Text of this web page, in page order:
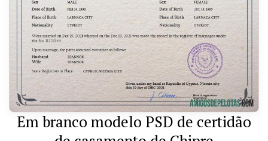
Em branco modelo PSD de certidão